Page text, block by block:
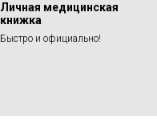
Личная медицинская
книжка
Быстро и официально!